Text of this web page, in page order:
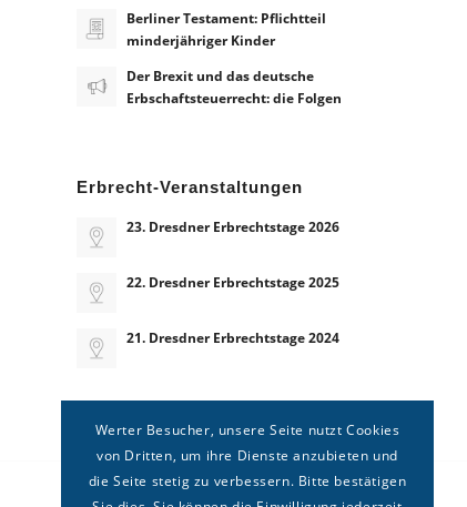
Berliner Testament: Pflichtteil
minderjähriger Kinder
Der Brexit und das deutsche
Erbschaftsteuerrecht: die Folgen
Erbrecht-Veranstaltungen
23. Dresdner Erbrechtstage 2026
22. Dresdner Erbrechtstage 2025
21. Dresdner Erbrechtstage 2024
Werter Besucher, unsere Seite nutzt Cookies
von Dritten, um ihre Dienste anzubieten und
die Seite stetig zu verbessern. Bitte bestätigen